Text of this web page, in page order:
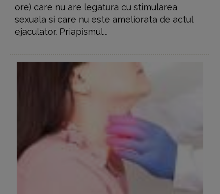
ore) care nu are legatura cu stimularea
sexuala si care nu este ameliorata de actul
ejaculator. Priapismul...